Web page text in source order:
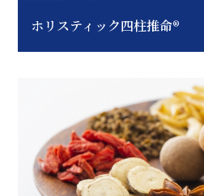
ホリスティック四柱推命®